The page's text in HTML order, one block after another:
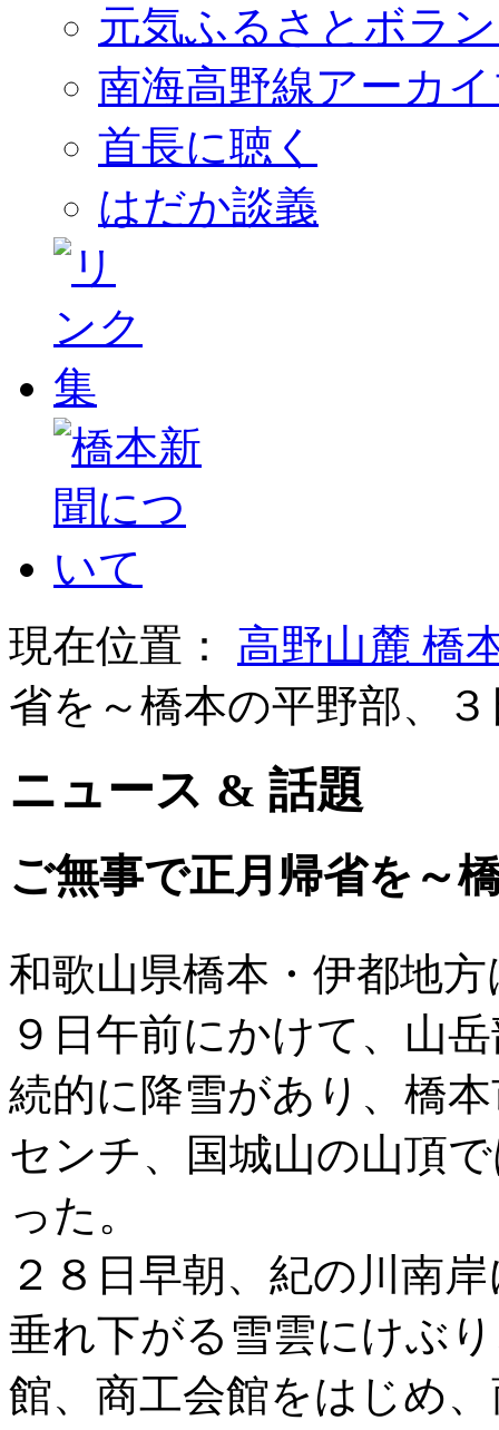
元気ふるさとボラ
南海高野線アーカ
首長に聴く
はだか談義
現在位置： 高野山麓 橋
省を～橋本の平野部、
ニュース & 話題
ご無事で正月帰省を～
和歌山県橋本・伊都地
９日午前にかけて、山
続的に降雪があり、橋
センチ、国城山の山頂
った。
２８日早朝、紀の川南
垂れ下がる雪雲にけぶ
館、商工会館をはじめ